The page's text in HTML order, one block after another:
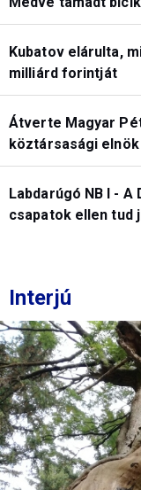
Kubatov elárulta,
milliárd forintját
Átverte Magyar
köztársasági
Labdarúgó NB I -
csapatok ellen tud
Interjú